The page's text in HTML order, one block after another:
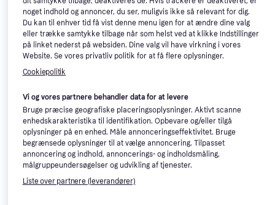
ANZA Platinum jævn MicMex
Rulle
124 kr.
7 butikker
-8 kr.
ANZA 570019 Rulle
Bredde: 180
57 kr.65 kr.
8 butikker
noget indhold og annoncer, du ser, muligvis ikke så relevant for dig.
Du kan til enhver tid få vist denne menu igen for at ændre dine valg
eller trække samtykke tilbage når som helst ved at klikke Indstillinger
på linket nederst på websiden. Dine valg vil have virkning i vores
Website. Se vores privatliv politik for at få flere oplysninger.
Cookiepolitik
Vi og vores partnere behandler data for at levere
Bruge præcise geografiske placeringsoplysninger. Aktivt scanne
enhedskarakteristika til identifikation. Opbevare og/eller tilgå
oplysninger på en enhed. Måle annonceringseffektivitet. Bruge
begrænsede oplysninger til at vælge annoncering. Tilpasset
annoncering og indhold, annoncerings- og indholdsmåling,
målgruppeundersøgelser og udvikling af tjenester.
Liste over partnere (leverandører)